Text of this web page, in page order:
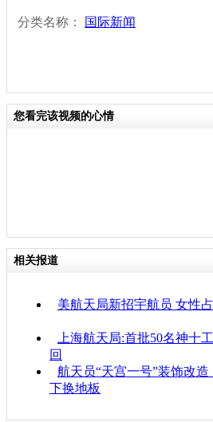
分类名称： 国际新闻
您看完该视频的心情
相关报道
美航天局新招宇航员 女性
上海航天局:首批50名神十
回
航天员“天宫一号”装饰改造
下换地板